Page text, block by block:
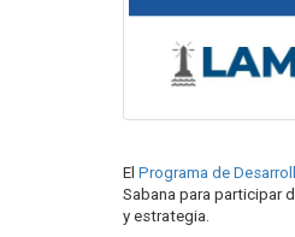
El Programa de
Sabana para participar
y estrategia.